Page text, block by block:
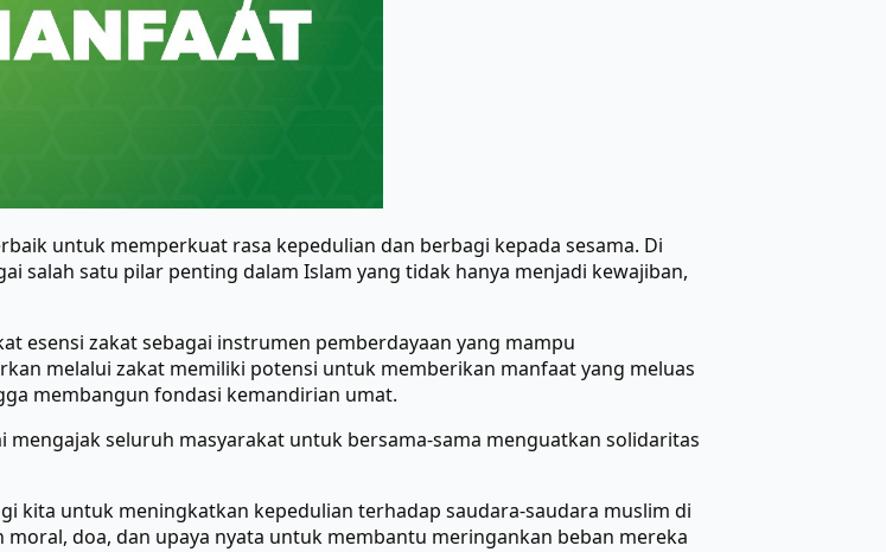
untuk memperkuat rasa kepedulian dan berbagi kepada sesama. Di
salah satu pilar penting dalam Islam yang tidak hanya menjadi kewajiban,
esensi zakat sebagai instrumen pemberdayaan yang mampu
melalui zakat memiliki potensi untuk memberikan manfaat yang meluas
membangun fondasi kemandirian umat.
mengajak seluruh masyarakat untuk bersama-sama menguatkan solidaritas
kita untuk meningkatkan kepedulian terhadap saudara-saudara muslim di
doa, dan upaya nyata untuk membantu meringankan beban mereka